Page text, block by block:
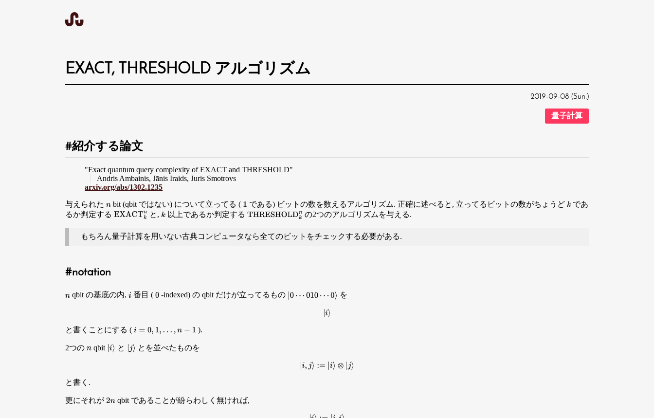
EXACT, THRESHOLD アルゴリズム
2019-09-08 (Sun.)
量子計算
紹介する論文
"Exact quantum query complexity of EXACT and THRESHOLD"
Andris Ambainis, Jānis Iraids, Juris Smotrovs
arxiv.org/abs/1302.1235
与えられたn bit (qbit ではない) について立ってる ( 1 である) ビットの数を数えるアルゴリズム. 正確に述べると, 立ってるビットの数がちょうど k であ
るか判定するEXACTkn と, k以上であるか判定する THRESHOLDkn の2つのアルゴリズムを与える.
もちろん量子計算を用いない古典コンピュータなら全てのビットをチェックする必要がある.
notation
n qbit の基底の内,i 番目 (0 -indexed) の qbit だけが立ってるもの 0⋯ 0 10⋯0⟩ を
|i⟩
と書くことにする (i=0, 1,…, n − 1 ).
2つのn qbit i⟩ と j⟩ とを並べたものを
|i, ⟩:= ⟩⊗|j⟩
と書く.
更にそれが 2nqbit であることが紛らわしく無ければ,